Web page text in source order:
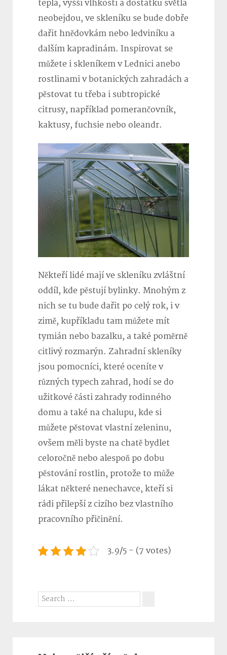
tepla, vyšší vlhkosti a dostatku světla
neobejdou, ve skleníku se bude dobře
dařit hnědovkám nebo ledviníku a
dalším kapradinám. Inspirovat se
můžete i skleníkem v Lednici anebo
rostlinami v botanických zahradách a
pěstovat tu třeba i subtropické
citrusy, například pomerančovník,
kaktusy, fuchsie nebo oleandr.
Někteří lidé mají ve skleníku zvláštní
oddíl, kde pěstují bylinky. Mnohým z
nich se tu bude dařit po celý rok, i v
zimě, kupříkladu tam můžete mít
tymián nebo bazalku, a také poměrně
citlivý rozmarýn. Zahradní skleníky
jsou pomocníci, které oceníte v
různých typech zahrad, hodí se do
užitkové části zahrady rodinného
domu a také na chalupu, kde si
můžete pěstovat vlastní zeleninu,
ovšem měli byste na chatě bydlet
celoročně nebo alespoň po dobu
pěstování rostlin, protože to může
lákat některé nenechavce, kteří si
rádi přilepší z cizího bez vlastního
pracovního přičinění.
3.9/5 - (7 votes)
Search
for: